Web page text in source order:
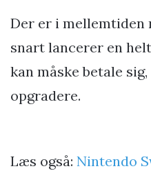
Der er i mellemtiden
snart lancerer en
kan måske betale
opgradere.
Læs også: Nintendo